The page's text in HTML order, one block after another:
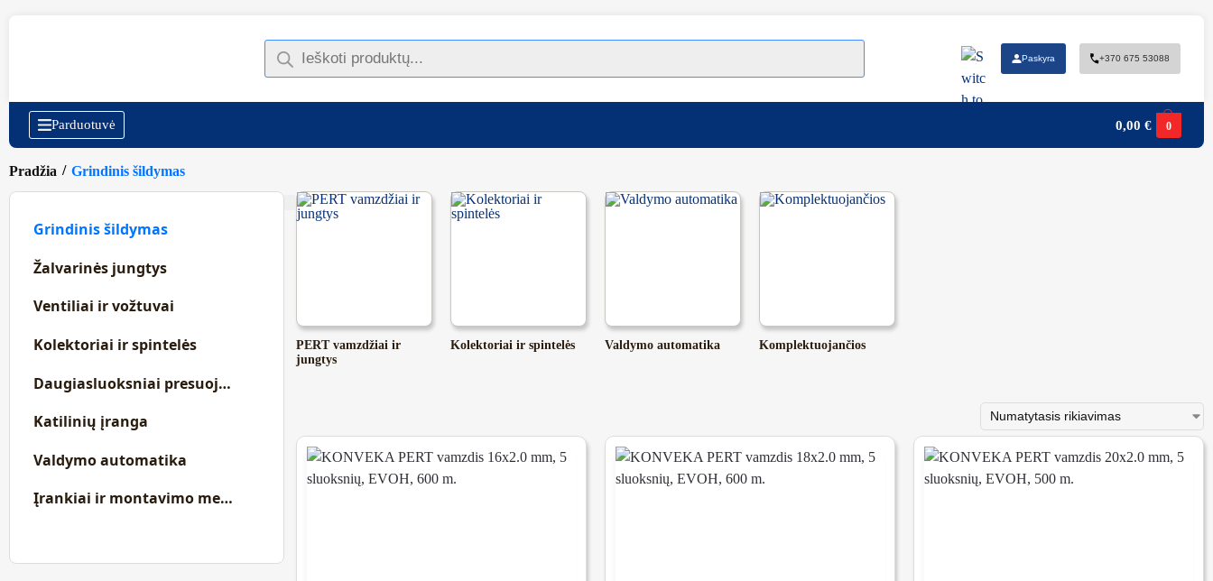
Paskyra +370 675 53088
Parduotuvė 0,00 € 0
Pradžia / Grindinis šildymas
PERT vamzdžiai ir
jungtys
Kolektoriai ir spintelės Valdymo automatika Komplektuojančios
Grindinis šildymas
Žalvarinės jungtys
Ventiliai ir vožtuvai
Kolektoriai ir spintelės
Daugiasluoksniai presuojami vamzdžiai ir jungtys
Katilinių įranga
Valdymo automatika
Įrankiai ir montavimo medžiagos